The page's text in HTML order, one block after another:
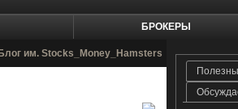
БРОКЕРЫ
Блог им. Stocks_Money_Hamsters